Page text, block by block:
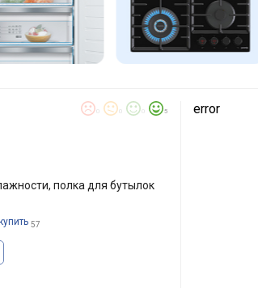
5
полка для бутылок
57
error